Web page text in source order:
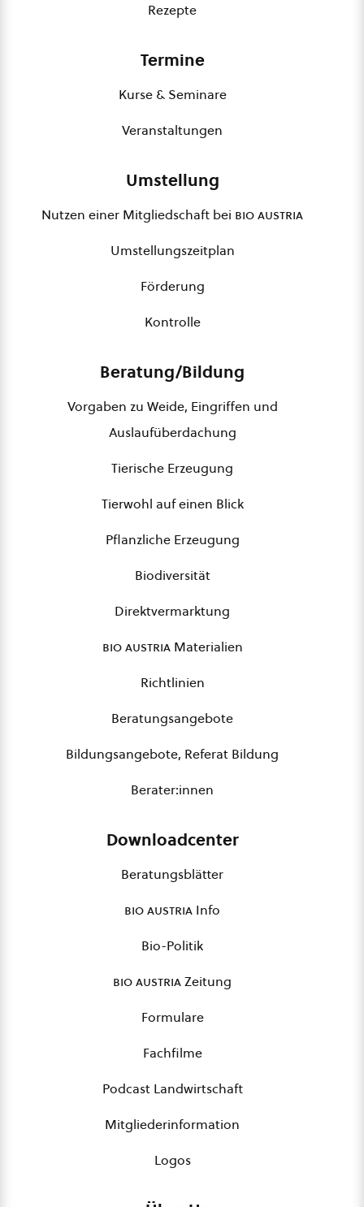
Rezepte
Termine
Kurse & Seminare
Veranstaltungen
Umstellung
Nutzen einer Mitgliedschaft bei bio austria
Umstellungszeitplan
Förderung
Kontrolle
Beratung/Bildung
Vorgaben zu Weide, Eingriffen und
Auslaufüberdachung
Tierische Erzeugung
Tierwohl auf einen Blick
Pflanzliche Erzeugung
Biodiversität
Direktvermarktung
bio austriaMaterialien
Richtlinien
Beratungsangebote
Bildungsangebote, Referat Bildung
Berater:innen
Downloadcenter
Beratungsblätter
bio austria Info
Bio-Politik
bio austriaZeitung
Formulare
Fachfilme
Podcast Landwirtschaft
Mitgliederinformation
Logos